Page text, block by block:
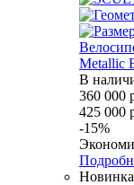
Metallic
В
360 000
425 000
-15%
Новинка